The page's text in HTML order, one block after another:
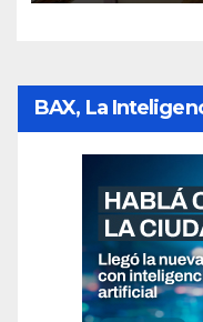
BAX, La